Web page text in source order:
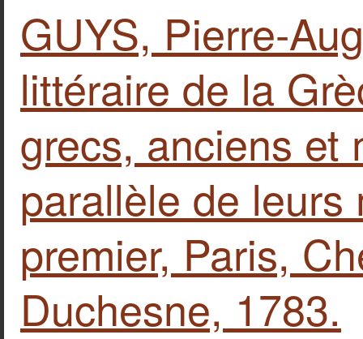
GUYS, Pierre-
littéraire de la
grecs, anciens et
parallèle de leurs
premier, Paris,
Duchesne, 1783.